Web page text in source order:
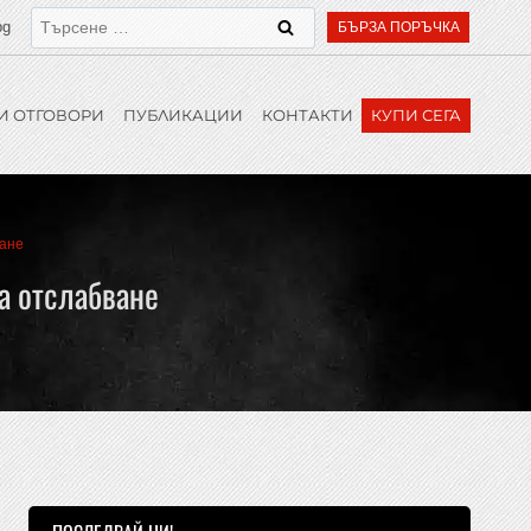
БЪРЗА ПОРЪЧКА
ОТГОВОРИ ПУБЛИКАЦИИ КОНТАКТИ КУПИ СЕГА
отслабване